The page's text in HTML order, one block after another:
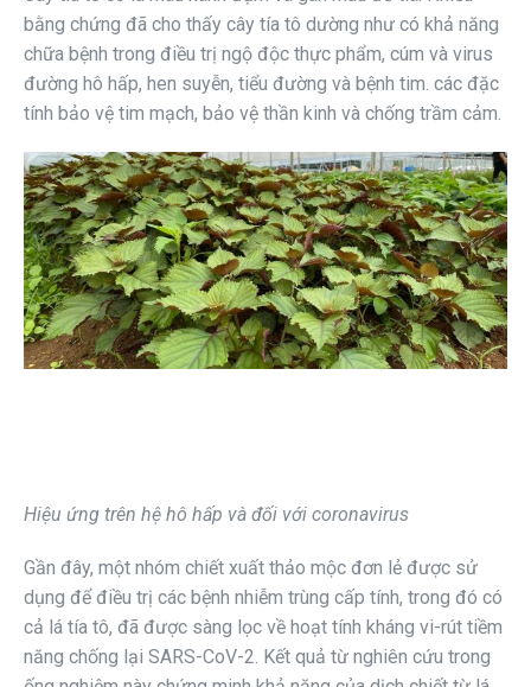
bằng chứng đã cho thấy cây tía tô dường như có khả năng
chữa bệnh trong điều trị ngộ độc thực phẩm, cúm và virus
đường hô hấp, hen suyễn, tiểu đường và bệnh tim. các đặc
tính bảo vệ tim mạch, bảo vệ thần kinh và chống trầm cảm.
Hiệu ứng trên hệ hô hấp và đối với coronavirus
Gần đây, một nhóm chiết xuất thảo mộc đơn lẻ được sử
dụng để điều trị các bệnh nhiễm trùng cấp tính, trong đó có
cả lá tía tô, đã được sàng lọc về hoạt tính kháng vi-rút tiềm
năng chống lại SARS-CoV-2. Kết quả từ nghiên cứu trong